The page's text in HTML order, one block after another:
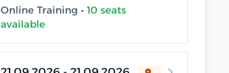
Online Training • 10 seats
available